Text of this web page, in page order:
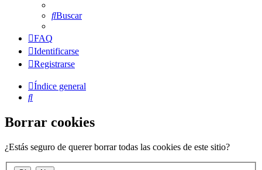
Buscar
FAQ
Identificarse
Registrarse
Índice general
Buscar
Borrar cookies
¿Estás seguro de querer borrar todas las cookies de este sitio?